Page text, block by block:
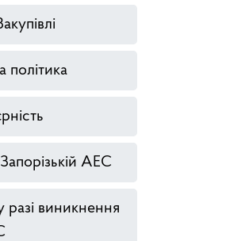
політика
Запорізькій АЕС
разі виникнення